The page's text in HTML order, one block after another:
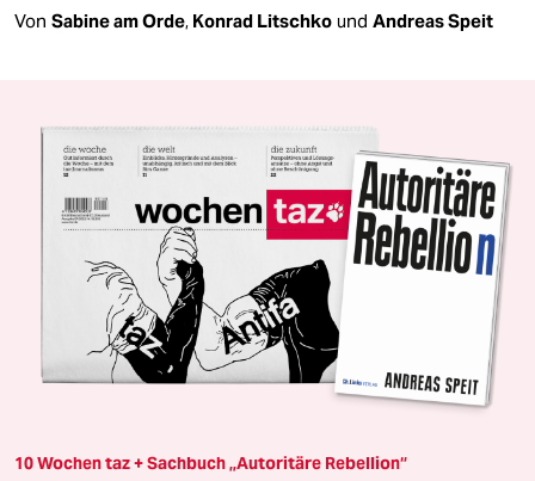
Von Sabine am Orde, Konrad Litschko und Andreas Speit
10 Wochen taz + Sachbuch „Autoritäre Rebellion“